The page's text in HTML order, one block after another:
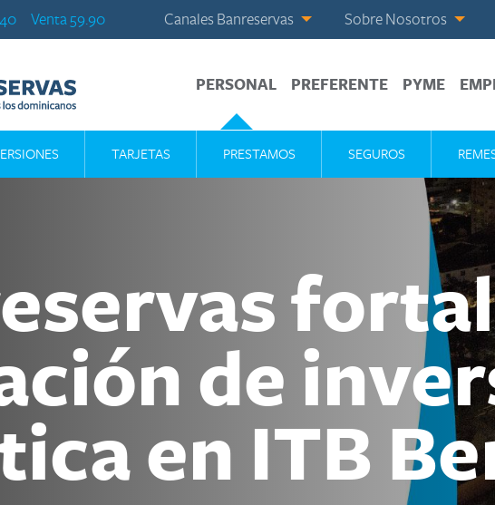
Venta 59.90 Canales Banreservas Sobre Nosotros
PERSONAL
TARJETAS PRESTAMOS SEGUROS
PREFERENTE PYME
de
en ITB